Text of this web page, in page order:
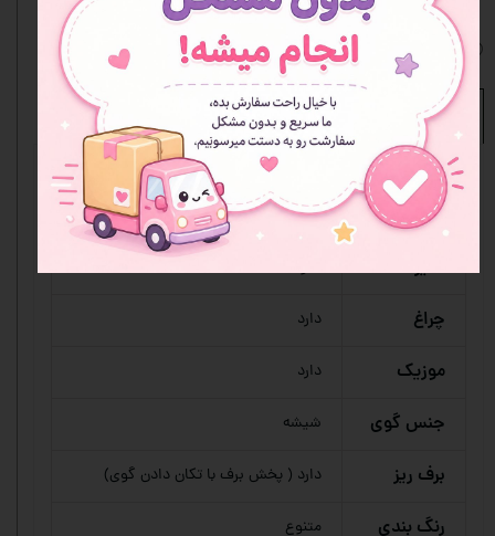
افزودن به علاقه مندی ها
مشخصات محصول نظرات
نوع
محصول
گوی موزیکال
سایز متوسط
چراغ دارد
موزیک دارد
جنس گوی شیشه
برف ریز دارد ( پخش برف با تکان دادن گوی)
رنگ بندی متنوع